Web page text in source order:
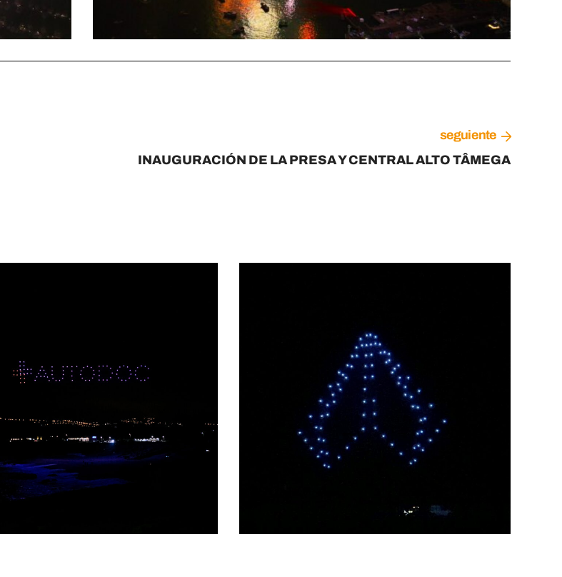
seguiente
INAUGURACIÓN DE LA PRESA Y CENTRAL ALTO TÂMEGA
EVENTO PRIVADO |
PORTUGAL AIR SUMMIT